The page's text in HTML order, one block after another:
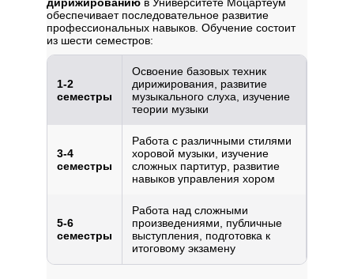
обеспечивает последовательное развитие
профессиональных навыков. Обучение состоит
из шести семестров:
1-2
семестры
Освоение базовых техник
дирижирования, развитие
музыкального слуха, изучение
теории музыки
3-4
семестры
Работа с различными стилями
хоровой музыки, изучение
сложных партитур, развитие
навыков управления хором
5-6
семестры
Работа над сложными
произведениями, публичные
выступления, подготовка к
итоговому экзамену